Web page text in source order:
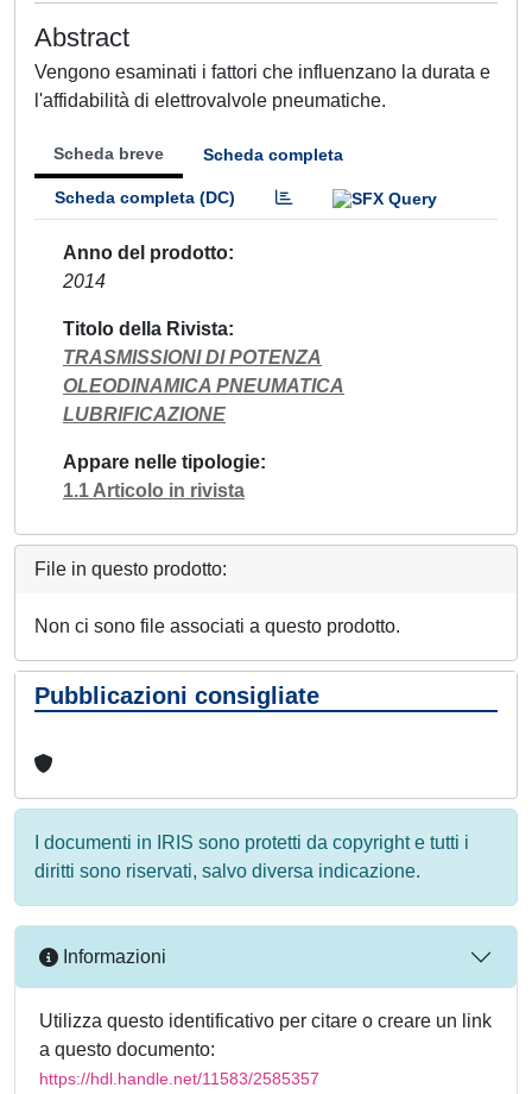
Abstract
Vengono esaminati i fattori che influenzano la durata e
l'affidabilità di elettrovalvole pneumatiche.
Scheda breve Scheda completa
Scheda completa (DC)
Anno del prodotto
2014
Titolo della Rivista
TRASMISSIONI DI POTENZA
OLEODINAMICA PNEUMATICA
LUBRIFICAZIONE
Appare nelle tipologie
1.1 Articolo in rivista
File in questo prodotto:
Non ci sono file associati a questo prodotto.
Pubblicazioni consigliate
I documenti in IRIS sono protetti da copyright e tutti i
diritti sono riservati, salvo diversa indicazione.
Informazioni
Utilizza questo identificativo per citare o creare un link
a questo documento:
https://hdl.handle.net/11583/2585357